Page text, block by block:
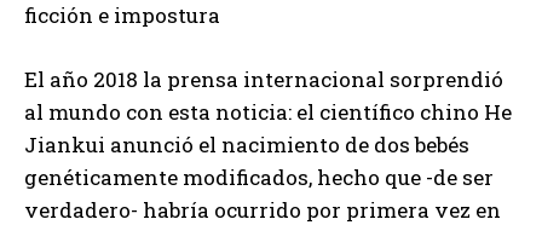
ficción e impostura
El año 2018 la prensa internacional sorprendió
al mundo con esta noticia: el científico chino He
Jiankui anunció el nacimiento de dos bebés
genéticamente modificados, hecho que -de ser
verdadero- habría ocurrido por primera vez en